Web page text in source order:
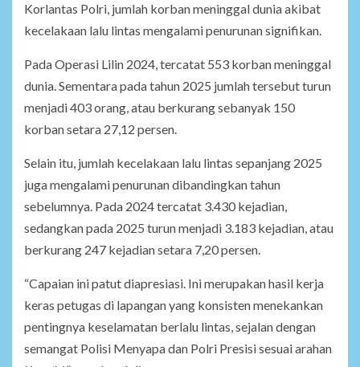
Korlantas Polri, jumlah korban meninggal dunia akibat
kecelakaan lalu lintas mengalami penurunan signifikan.
Pada Operasi Lilin 2024, tercatat 553 korban meninggal
dunia. Sementara pada tahun 2025 jumlah tersebut turun
menjadi 403 orang, atau berkurang sebanyak 150
korban setara 27,12 persen.
Selain itu, jumlah kecelakaan lalu lintas sepanjang 2025
juga mengalami penurunan dibandingkan tahun
sebelumnya. Pada 2024 tercatat 3.430 kejadian,
sedangkan pada 2025 turun menjadi 3.183 kejadian, atau
berkurang 247 kejadian setara 7,20 persen.
“Capaian ini patut diapresiasi. Ini merupakan hasil kerja
keras petugas di lapangan yang konsisten menekankan
pentingnya keselamatan berlalu lintas, sejalan dengan
semangat Polisi Menyapa dan Polri Presisi sesuai arahan